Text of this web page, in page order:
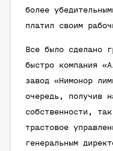
более
платил своим
Все было сделано
быстро компания
завод «Нимонор
очередь, получив
собственности,
трастовое
генеральным